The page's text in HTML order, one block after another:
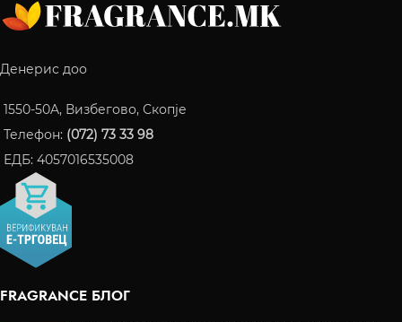
Денерис доо
1550-50A, Визбегово, Скопје
Телефон: (072) 73 33 98
ЕДБ: 4057016535008
FRAGRANCE БЛОГ